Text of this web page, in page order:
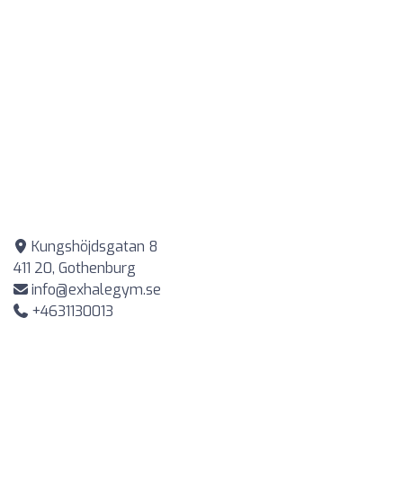
Kungshöjdsgatan 8
411 20, Gothenburg
info@exhalegym.se
+4631130013